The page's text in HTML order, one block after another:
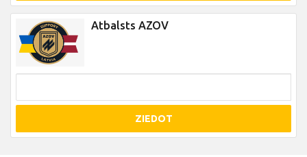
Atbalsts AZOV
ZIEDOT